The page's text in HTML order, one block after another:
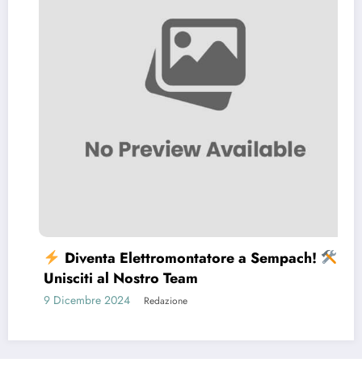
Diventa Elettromontatore a Sempach!
Unisciti al Nostro Team
9 Dicembre 2024 Redazione